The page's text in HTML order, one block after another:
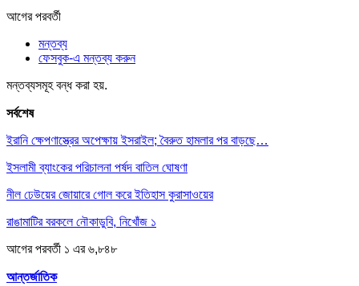
আগেরপরবর্তী
মন্তব্য
ফেসবুক-এ মন্তব্য করুন
মন্তব্যসমূহ বন্ধ করা হয়.
সর্বশেষ
ইরানি ক্ষেপণাস্ত্রের অপেক্ষায় ইসরাইল; বৈরুত হামলার পর বাড়ছে…
ইসলামী ব্যাংকের পরিচালনা পর্ষদ বাতিল ঘোষণা
নীল ঢেউয়ের জোয়ারে গোল করে ইতিহাস কুরাসাওয়ের
রাঙামাটির বরকলে নৌকাডুবি, নিখোঁজ ১
আগেরপরবর্তী ১ এর ৬,৮৪৮
আন্তর্জাতিক